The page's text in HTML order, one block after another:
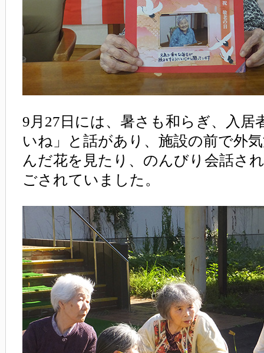
9月27日には、暑さも和らぎ、入居
いね」と話があり、施設の前で外
んだ花を見たり、のんびり会話さ
ごされていました。